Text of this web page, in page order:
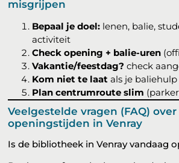
misgrijpen
Bepaal je doel: lenen, balie,
activiteit
Check opening + balie-uren
Vakantie/feestdag? check
Kom niet te laat als je
Plan centrumroute slim
Veelgestelde vragen (FAQ)
openingstijden in Venray
Is de bibliotheek in Venray vandaag